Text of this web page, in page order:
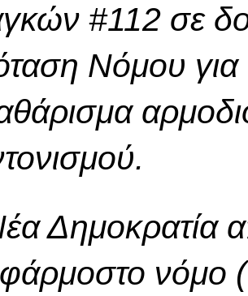
#112 σε
Νόμου για
Δημοκρατία
νόμο